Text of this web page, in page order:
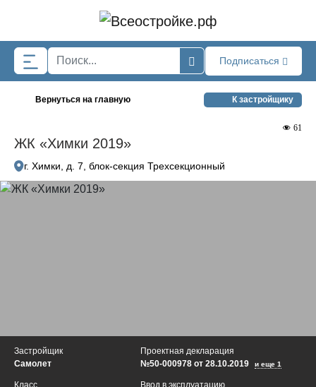
Подписаться
Вернуться на главную К застройщику
ЖК «Химки 2019»
61
г. Химки, д. 7, блок-секция Трехсекционный
Застройщик
Самолет
Проектная декларация
№50-000978 от 28.10.2019
и еще 1
Ввод в эксплуатацию
Класс